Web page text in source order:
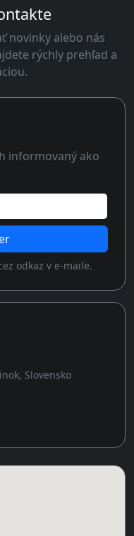
novinky alebo nás
rýchly prehľad a
informovaný ako
odkaz v e-maile.
Slovensko